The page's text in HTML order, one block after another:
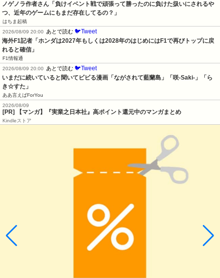
ノゲノラ作者さん「負けイベント戦で頑張って勝ったのに負けた扱いにされるや
つ、近年のゲームにもまだ存在してるの？」
はちま起稿
2026/08/09 20:00 あとで読む 🐦Tweet
海外F1記者「ホンダは2027年もしくは2028年のはじめにはF1で再びトップに戻
れると確信」
F1情報通
2026/08/09 20:00 あとで読む 🐦Tweet
いまだに続いていると聞いてビビる漫画「ながされて藍蘭島」「咲-Saki-」「ら
き☆すた」
ああ言えばForYou
2026/08/09
[PR] 【マンガ】『実業之日本社』高ポイント還元中のマンガまとめ
Kindleストア